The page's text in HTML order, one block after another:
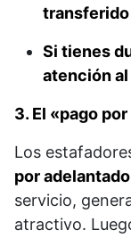
Si tienes
atención
3. El «pago
Los
por adelantado
servicio,
atractivo.